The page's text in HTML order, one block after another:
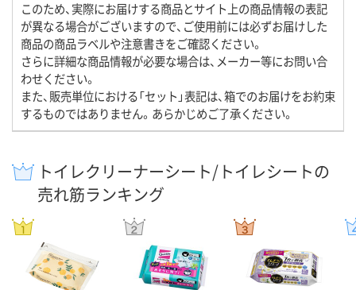
このため、実際にお届けする商品とサイト上の商品情報の表記
が異なる場合がございますので、ご使用前には必ずお届けした
商品の商品ラベルや注意書きをご確認ください。
さらに詳細な商品情報が必要な場合は、メーカー等にお問い合
わせください。
また、販売単位における「セット」表記は、箱でのお届けをお約束
するものではありません。あらかじめご了承ください。
トイレクリーナーシート/トイレシートの
売れ筋ランキング